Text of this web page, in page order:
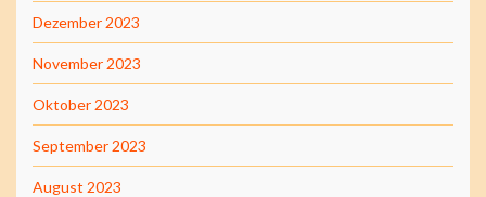
Dezember 2023
November 2023
Oktober 2023
September 2023
August 2023